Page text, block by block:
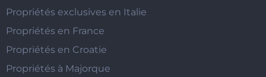
Propriétés exclusives en Italie
Propriétés en France
Propriétés en Croatie
Propriétés à Majorque